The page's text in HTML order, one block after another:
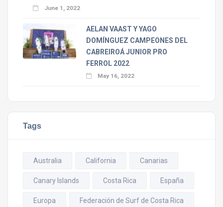
June 1, 2022
AELAN VAAST Y YAGO
DOMÍNGUEZ CAMPEONES DEL
CABREIROÁ JUNIOR PRO
FERROL 2022
May 16, 2022
Tags
Australia California Canarias
Canary Islands Costa Rica España
Europa Federación de Surf de Costa Rica